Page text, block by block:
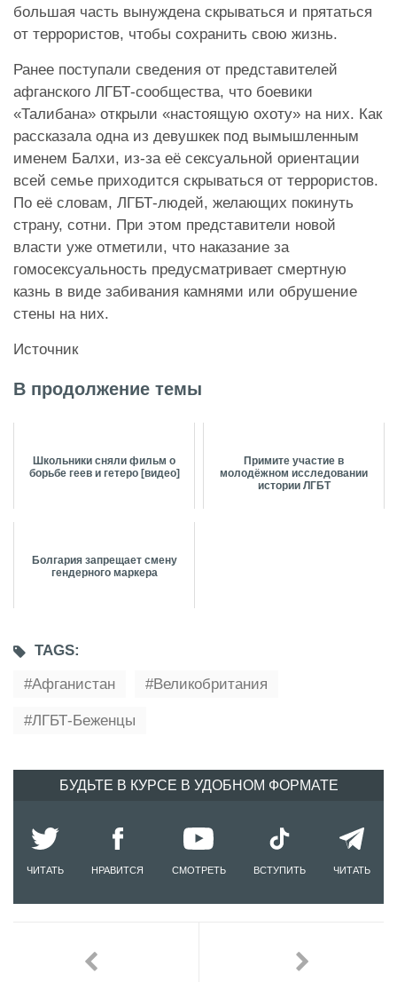
большая часть вынуждена скрываться и прятаться
от террористов, чтобы сохранить свою жизнь.
Ранее поступали сведения от представителей
афганского ЛГБТ-сообщества, что боевики
«Талибана» открыли «настоящую охоту» на них. Как
рассказала одна из девушкeк под вымышленным
именем Балхи, из-за её сексуальной ориентации
всей семье приходится скрываться от террористов.
По её словам, ЛГБТ-людей, желающих покинуть
страну, сотни. При этом представители новой
власти уже отметили, что наказание за
гомосексуальность предусматривает смертную
казнь в виде забивания камнями или обрушение
стены на них.
Источник
В продолжение темы
Школьники сняли фильм о
борьбе геев и гетеро [видео]
Примите участие в
молодёжном исследовании
истории ЛГБТ
Болгария запрещает смену
гендерного маркера
TAGS:
Афганистан
Великобритания
ЛГБТ-Беженцы
БУДЬТЕ В КУРСЕ В УДОБНОМ ФОРМАТЕ
ЧИТАТЬ НРАВИТСЯ СМОТРЕТЬ ВСТУПИТЬ ЧИТАТЬ